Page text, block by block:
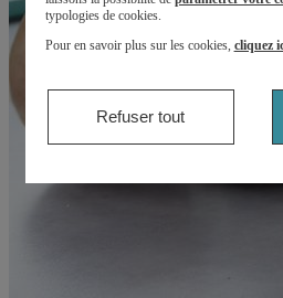
typologies de cookies.
Pour en savoir plus sur les cookies, cliquez
Refuser tout